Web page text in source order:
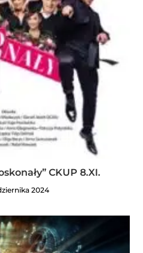
CKUP 8.XI.
2024